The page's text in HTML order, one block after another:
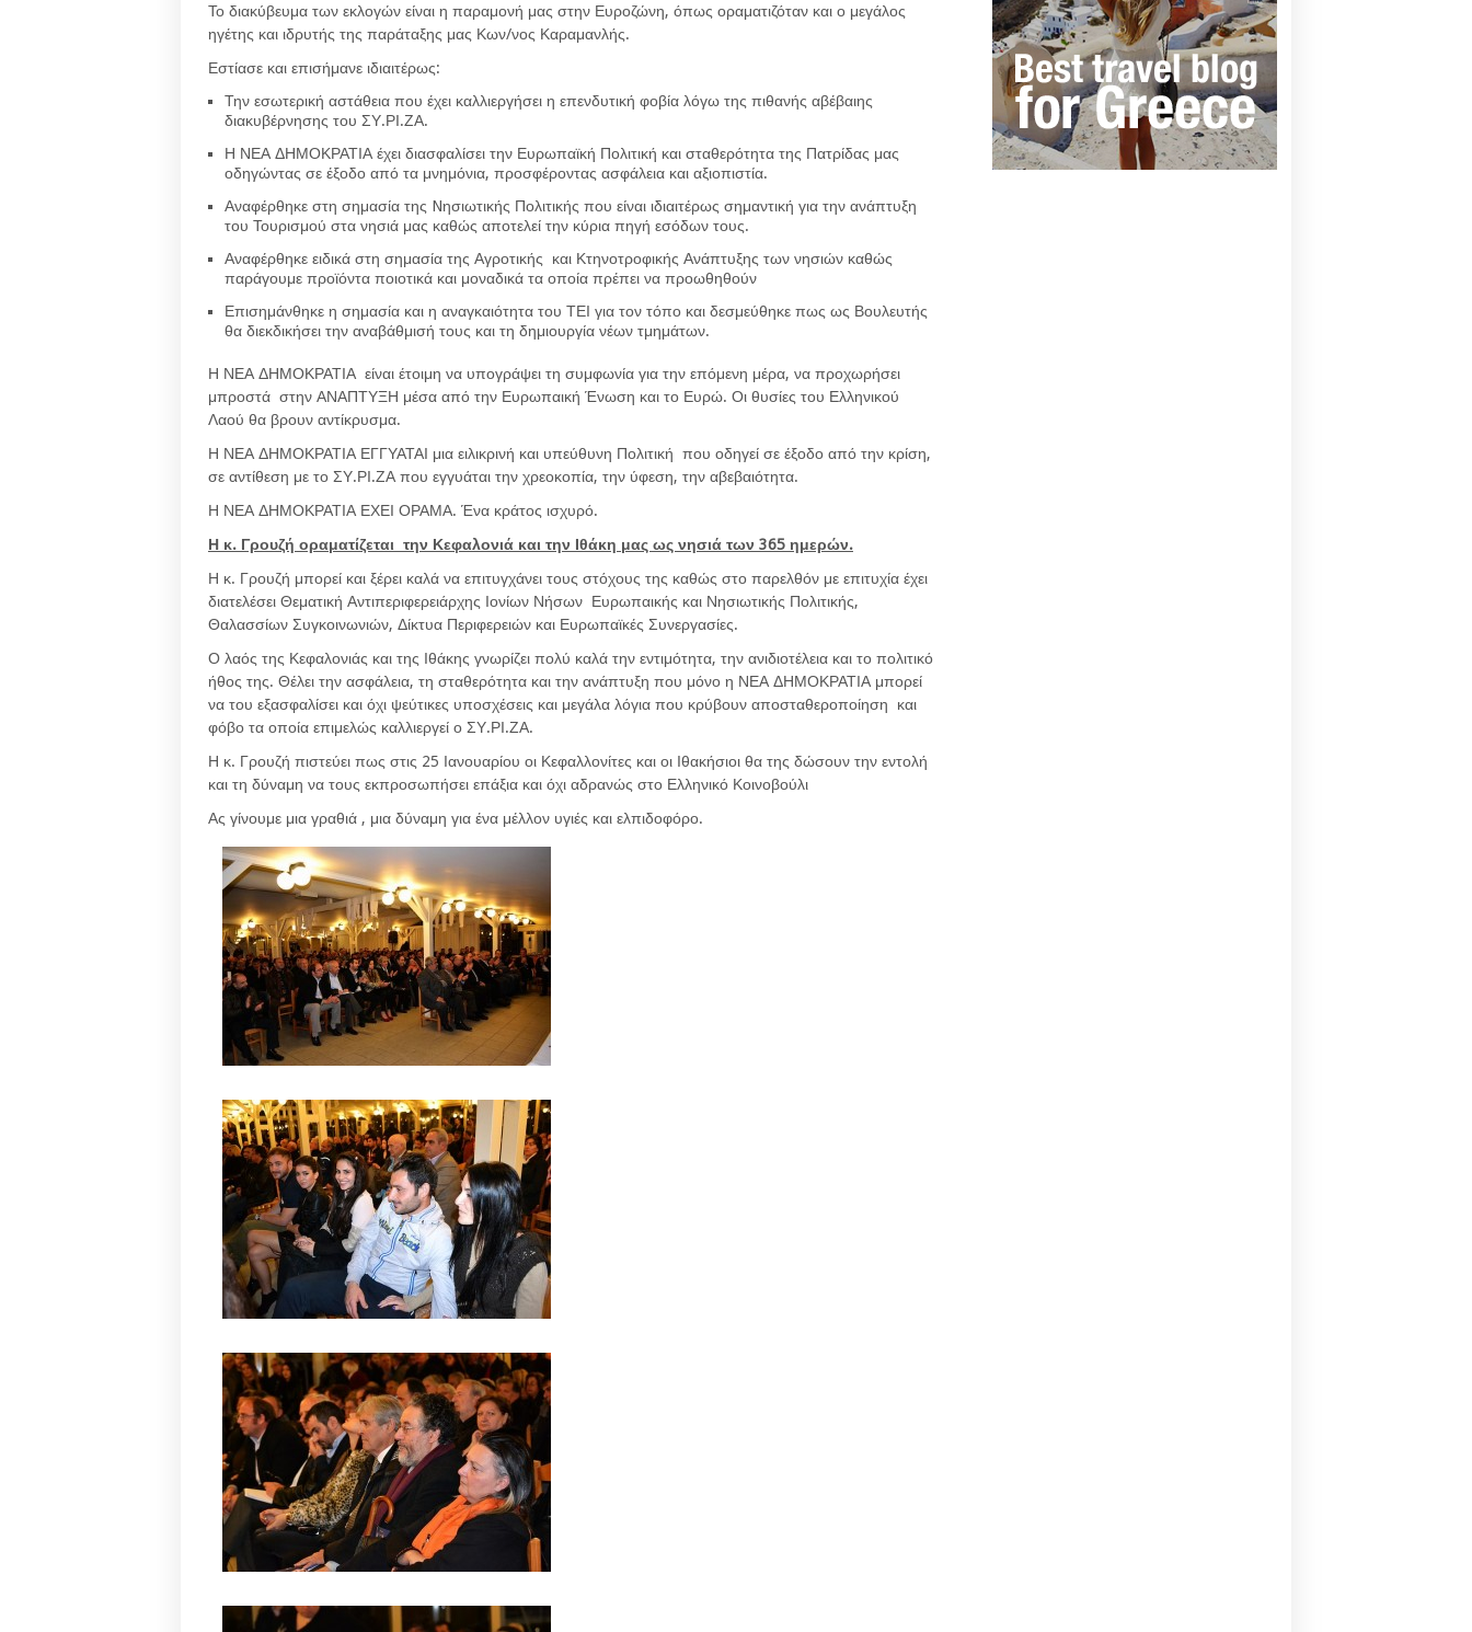
Το διακύβευμα των εκλογών είναι η παραμονή μας στην Ευροζώνη, όπως οραματιζόταν και ο μεγάλος
ηγέτης και ιδρυτής της παράταξης μας Κων/νος Καραμανλής.
Εστίασε και επισήμανε ιδιαιτέρως:
Την εσωτερική αστάθεια που έχει καλλιεργήσει η επενδυτική φοβία λόγω της πιθανής αβέβαιης
διακυβέρνησης του ΣΥ.ΡΙ.ΖΑ.
Η ΝΕΑ ΔΗΜΟΚΡΑΤΙΑ έχει διασφαλίσει την Ευρωπαϊκή Πολιτική και σταθερότητα της Πατρίδας μας
οδηγώντας σε έξοδο από τα μνημόνια, προσφέροντας ασφάλεια και αξιοπιστία.
Αναφέρθηκε στη σημασία της Nησιωτικής Πολιτικής που είναι ιδιαιτέρως σημαντική για την ανάπτυξη
του Τουρισμού στα νησιά μας καθώς αποτελεί την κύρια πηγή εσόδων τους.
Αναφέρθηκε ειδικά στη σημασία της Αγροτικής και Κτηνοτροφικής Ανάπτυξης των νησιών καθώς
παράγουμε προϊόντα ποιοτικά και μοναδικά τα οποία πρέπει να προωθηθούν
Επισημάνθηκε η σημασία και η αναγκαιότητα του ΤΕΙ για τον τόπο και δεσμεύθηκε πως ως Βουλευτής
θα διεκδικήσει την αναβάθμισή τους και τη δημιουργία νέων τμημάτων.
Η ΝΕΑ ΔΗΜΟΚΡΑΤΙΑ είναι έτοιμη να υπογράψει τη συμφωνία για την επόμενη μέρα, να προχωρήσει
μπροστά στην ΑΝΑΠΤΥΞΗ μέσα από την Ευρωπαική Ένωση και το Ευρώ. Οι θυσίες του Ελληνικού
Λαού θα βρουν αντίκρυσμα.
Η ΝΕΑ ΔΗΜΟΚΡΑΤΙΑ ΕΓΓΥΑΤΑΙ μια ειλικρινή και υπεύθυνη Πολιτική που οδηγεί σε έξοδο από την κρίση,
σε αντίθεση με το ΣΥ.ΡΙ.ΖΑ που εγγυάται την χρεοκοπία, την ύφεση, την αβεβαιότητα.
Η ΝΕΑ ΔΗΜΟΚΡΑΤΙΑ ΕΧΕΙ ΟΡΑΜΑ. Ένα κράτος ισχυρό.
Η κ. Γρουζή οραματίζεται την Κεφαλονιά και την Ιθάκη μας ως νησιά των 365 ημερών.
Η κ. Γρουζή μπορεί και ξέρει καλά να επιτυγχάνει τους στόχους της καθώς στο παρελθόν με επιτυχία έχει
διατελέσει Θεματική Αντιπεριφερειάρχης Ιονίων Νήσων Ευρωπαικής και Νησιωτικής Πολιτικής,
Θαλασσίων Συγκοινωνιών, Δίκτυα Περιφερειών και Ευρωπαϊκές Συνεργασίες.
Ο λαός της Κεφαλονιάς και της Ιθάκης γνωρίζει πολύ καλά την εντιμότητα, την ανιδιοτέλεια και το πολιτικό
ήθος της. Θέλει την ασφάλεια, τη σταθερότητα και την ανάπτυξη που μόνο η ΝΕΑ ΔΗΜΟΚΡΑΤΙΑ μπορεί
να του εξασφαλίσει και όχι ψεύτικες υποσχέσεις και μεγάλα λόγια που κρύβουν αποσταθεροποίηση και
φόβο τα οποία επιμελώς καλλιεργεί ο ΣΥ.ΡΙ.ΖΑ.
Η κ. Γρουζή πιστεύει πως στις 25 Ιανουαρίου οι Κεφαλλονίτες και οι Ιθακήσιοι θα της δώσουν την εντολή
και τη δύναμη να τους εκπροσωπήσει επάξια και όχι αδρανώς στο Ελληνικό Κοινοβούλι
Ας γίνουμε μια γραθιά , μια δύναμη για ένα μέλλον υγιές και ελπιδοφόρο.